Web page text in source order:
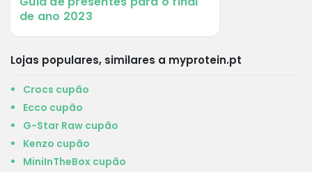
de ano 2023
Lojas populares, similares a myprotein.pt
Crocs cupão
Ecco cupão
G-Star Raw cupão
Kenzo cupão
MiniInTheBox cupão